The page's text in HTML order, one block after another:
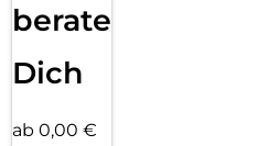
beraten
Dich
ab 0,00 €